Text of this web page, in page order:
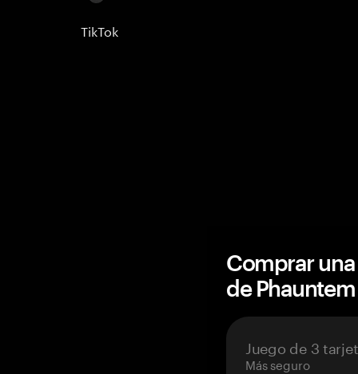
TikTok
Comprar
de
Juego de 3
Más seguro